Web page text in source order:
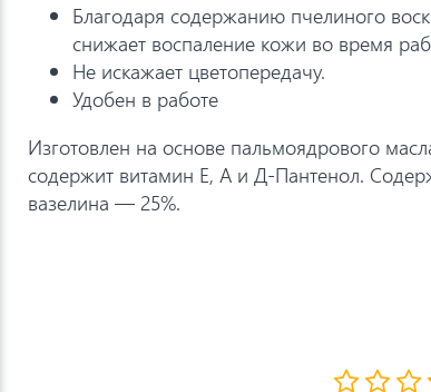
Благодаря содержанию пчелиного
снижает воспаление кожи во время
Не искажает цветопередачу.
Удобен в работе
Изготовлен на основе пальмоядрового
содержит витамин Е, А и Д-Пантенол.
вазелина — 25%.